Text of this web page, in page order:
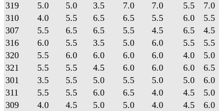
319
5.0 5.0 3.5 7.0 7.0 5.5
7.0
310
4.0 5.5 6.5 6.5 5.5 6.0
5.5
307
5.5 6.5 6.5 5.5 4.5 6.5
4.5
316
6.0 5.5 3.5 5.0 6.0 5.5
5.5
320
5.5 6.0 6.0 6.0 6.0 4.0
5.0
321
5.5 5.5 4.5 6.0 6.0 6.0
6.5
301
3.5 5.5 5.0 5.5 5.0 5.0
6.0
311
5.5 5.5 6.0 6.5 4.0 4.5
5.0
309
4.0 4.5 5.0 5.0 4.0 4.5
6.0